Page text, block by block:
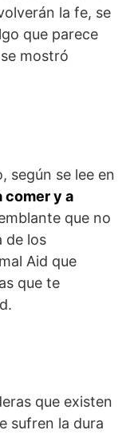
la fe, se
que parece
mostró
según se lee en
comer y a
que no
de los
Aid que
que te
que existen
sufren la dura